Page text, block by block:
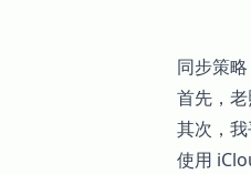
同步策略
首先，
其次，
使用